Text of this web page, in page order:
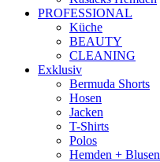
PROFESSIONAL
Küche
BEAUTY
CLEANING
Exklusiv
Bermuda Shorts
Hosen
Jacken
T-Shirts
Polos
Hemden + Blusen